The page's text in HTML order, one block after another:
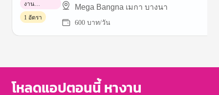
Mega Bangna เมกา บางนา
600 บาท/วัน
งาน
พาร์ทไทม์
1 อัตรา
of
โหลดแอปตอนนี้ หางาน